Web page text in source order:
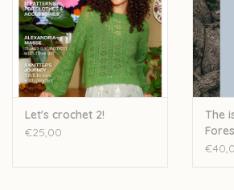
Let's crochet 2!
€25,00
The
Lotta